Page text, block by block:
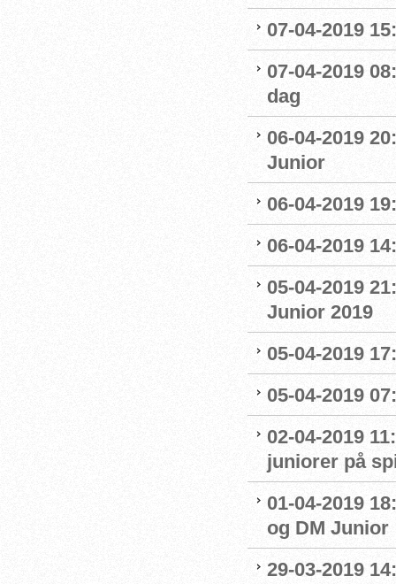
07-04-2019
07-04-2019
dag
06-04-2019
Junior
06-04-2019
06-04-2019
05-04-2019
Junior 2019
05-04-2019
05-04-2019
02-04-2019
juniorer på
01-04-2019
og DM Junior
29-03-2019